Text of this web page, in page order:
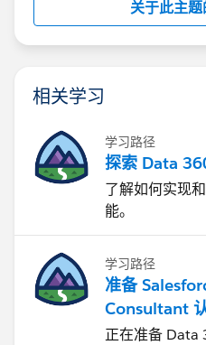
关于此主
相关学习
学习路径
探索 Data
了解如何实现
能。
学习路径
准备
Consultant
正在准备